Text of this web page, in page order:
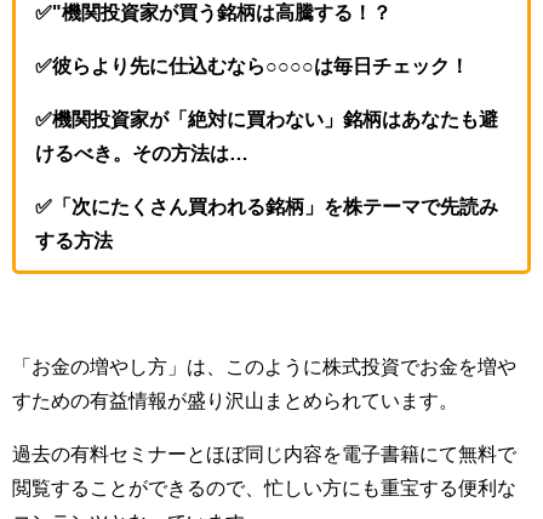
✅"機関投資家が買う銘柄は高騰する！？
✅彼らより先に仕込むなら○○○○は毎日チェック！
✅機関投資家が「絶対に買わない」銘柄はあなたも避
けるべき。その方法は…
✅「次にたくさん買われる銘柄」を株テーマで先読み
する方法
「お金の増やし方」は、このように株式投資でお金を増や
すための有益情報が盛り沢山まとめられています。
過去の有料セミナーとほぼ同じ内容を電子書籍にて無料で
閲覧することができるので、忙しい方にも重宝する便利な